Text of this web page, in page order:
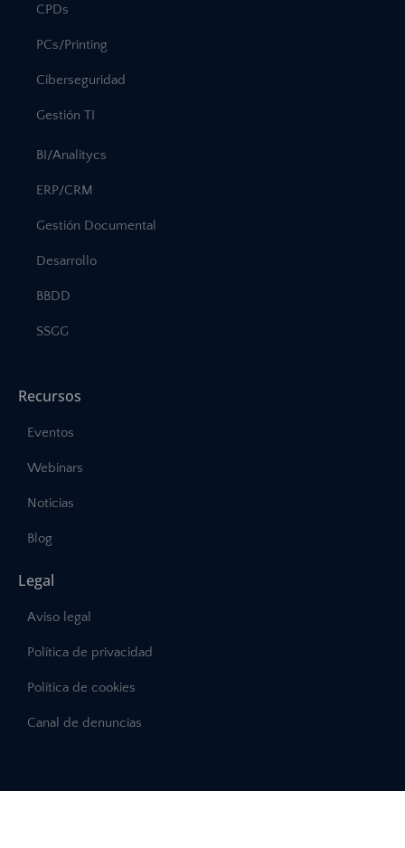
CPDs
PCs/Printing
Ciberseguridad
Gestión TI
BI/Analitycs
ERP/CRM
Gestión Documental
Desarrollo
BBDD
SSGG
Recursos
Eventos
Webinars
Noticias
Blog
Legal
Aviso legal
Política de privacidad
Política de cookies
Canal de denuncias